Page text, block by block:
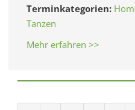
Terminkategorien:
Tanzen
Mehr erfahren >>